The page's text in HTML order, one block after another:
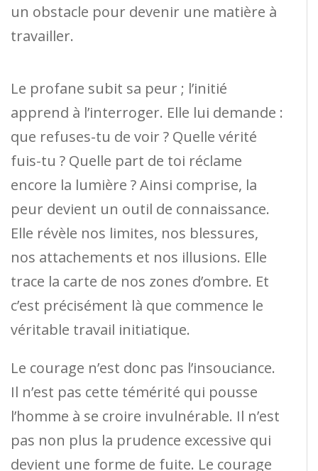
un obstacle pour devenir une matière à
travailler.
Le profane subit sa peur ; l’initié
apprend à l’interroger. Elle lui demande :
que refuses-tu de voir ? Quelle vérité
fuis-tu ? Quelle part de toi réclame
encore la lumière ? Ainsi comprise, la
peur devient un outil de connaissance.
Elle révèle nos limites, nos blessures,
nos attachements et nos illusions. Elle
trace la carte de nos zones d’ombre. Et
c’est précisément là que commence le
véritable travail initiatique.
Le courage n’est donc pas l’insouciance.
Il n’est pas cette témérité qui pousse
l’homme à se croire invulnérable. Il n’est
pas non plus la prudence excessive qui
devient une forme de fuite. Le courage